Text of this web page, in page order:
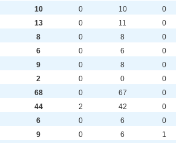
10 0 10 0
13 0 11 0
8 0 8 0
6 0 6 0
9 0 8 0
2 0 0 0
68 0 67 0
44 2 42 0
6 0 6 0
9 0 6 1